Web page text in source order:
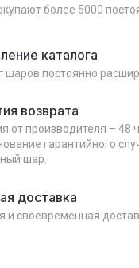
более 5000
каталога
шаров постоянно
возврата
от производителя – 48
гарантийного
шар.
доставка
и своевременная